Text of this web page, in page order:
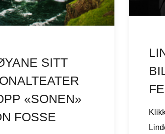
SITT
«SONEN»
FOSSE